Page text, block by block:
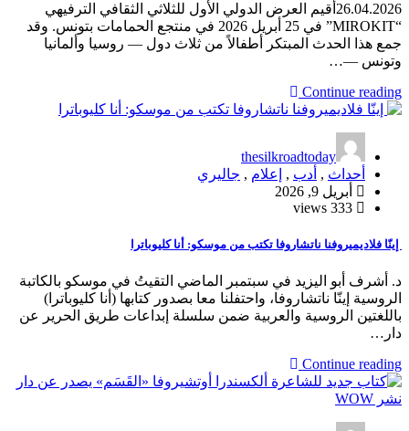
26.04.2026أقيم العرض الدولي الأول للثلاثي الثقافي الترفيهي
“MIROKIT” في 25 أبريل 2026 في منتجع الحمامات بتونس. وقد
جمع هذا الحدث المبتكر أطفالاً من ثلاث دول — روسيا وألمانيا
وتونس —…
Continue reading
thesilkroadtoday
أحداث , أدب , إعلام , جاليري
أبريل 9, 2026
إينّا فلاديميروفنا ناتشاروفا تكتب من موسكو: أنا كليوباترا
د. أشرف أبو اليزيد في سبتمبر الماضي التقيتُ في موسكو بالكاتبة
الروسية إينّا ناتشاروفا، واحتفلنا معا بصدور كتابها (أنا كليوباترا)
باللغتين الروسية والعربية ضمن سلسلة إبداعات طريق الحرير عن
دار…
Continue reading